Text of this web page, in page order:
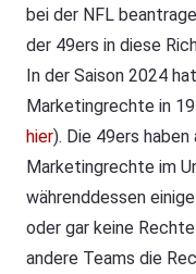
bei der NFL
der 49ers in diese
In der Saison 2024
Marketingrechte in
hier). Die 49ers
Marketingrechte im
währenddessen
oder gar keine
andere Teams die